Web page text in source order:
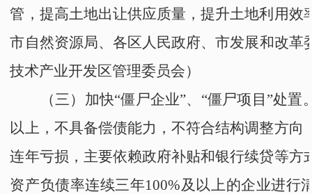
管，提高土地出让供应质量，提升土地利用效
市自然资源局、 各区人民政府、市发展和改革
技术产业开发区管理委员会）
（三）加快“僵尸企业”、“僵尸项目 ”处置
以上，不具备偿债能力，不符合结构调整方向
连年亏损，主要依赖政府补贴和银行续贷等方
资产负债率连续三年100%及以上的企业进行